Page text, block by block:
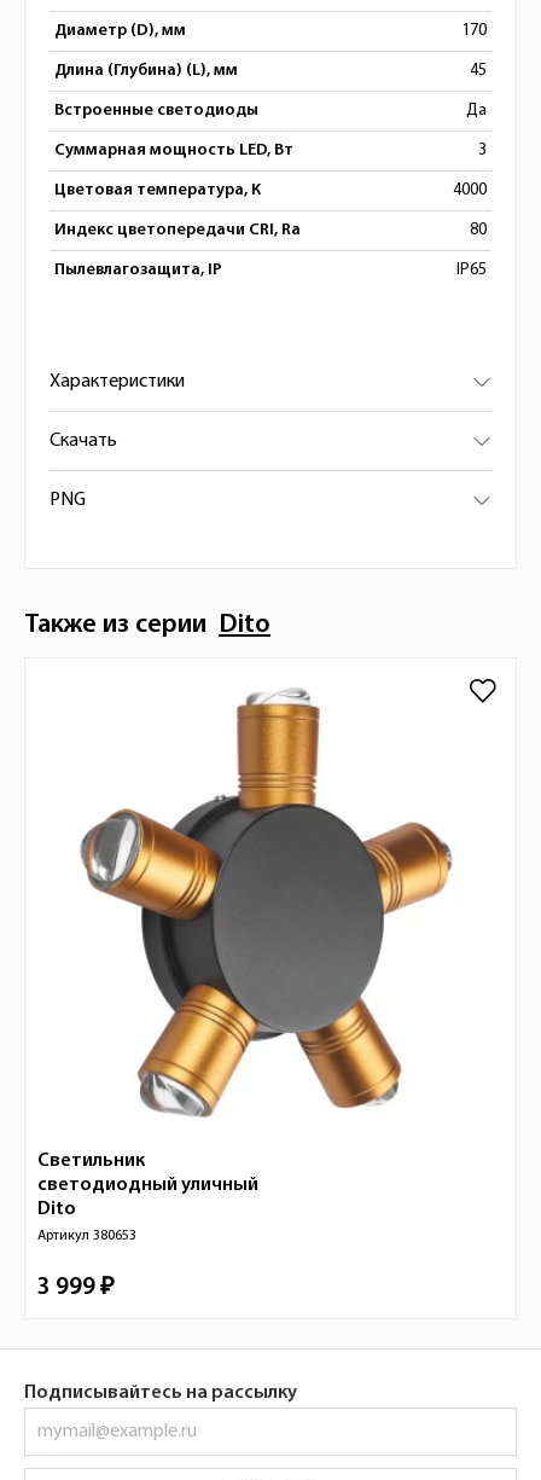
Диаметр (D), мм 170
Длина (Глубина) (L), мм 45
Встроенные светодиоды Да
Суммарная мощность LED, Вт 3
Цветовая температура, К 4000
Индекс цветопередачи CRI, Ra 80
Пылевлагозащита, IP IP65
Характеристики
Скачать
PNG
Также из серии Dito
Светильник
светодиодный уличный
Dito
Артикул 380653
3 999 ₽
Подписывайтесь на рассылку